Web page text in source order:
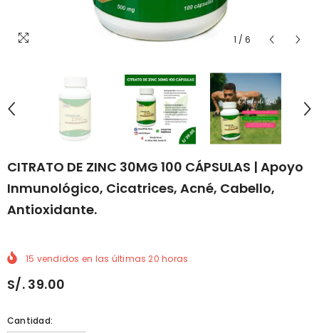
1 / 6
CITRATO DE ZINC 30MG 100 CÁPSULAS | Apoyo
Inmunológico, Cicatrices, Acné, Cabello,
Antioxidante.
15 vendidos en las últimas20 horas
S/. 39.00
Cantidad: